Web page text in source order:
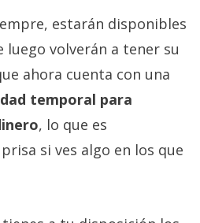
estarán disponibles
luego volverán a tener su
ahora cuenta con una
temporal para
, lo que es
si ves algo en los que